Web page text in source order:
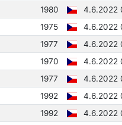
1980
4.6.2022
1975
4.6.2022
1977
4.6.2022
1970
4.6.2022
1977
4.6.2022
1992
4.6.2022
1992
4.6.2022